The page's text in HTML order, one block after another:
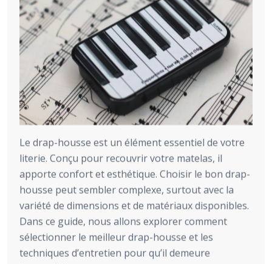
Le drap-housse est un élément essentiel de votre
literie. Conçu pour recouvrir votre matelas, il
apporte confort et esthétique. Choisir le bon drap-
housse peut sembler complexe, surtout avec la
variété de dimensions et de matériaux disponibles.
Dans ce guide, nous allons explorer comment
sélectionner le meilleur drap-housse et les
techniques d’entretien pour qu’il demeure